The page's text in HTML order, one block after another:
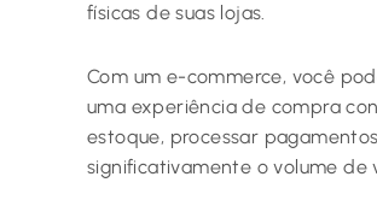
físicas de suas lojas.
Com um e-commerce, você
uma experiência de compra
estoque, processar
significativamente o volume de